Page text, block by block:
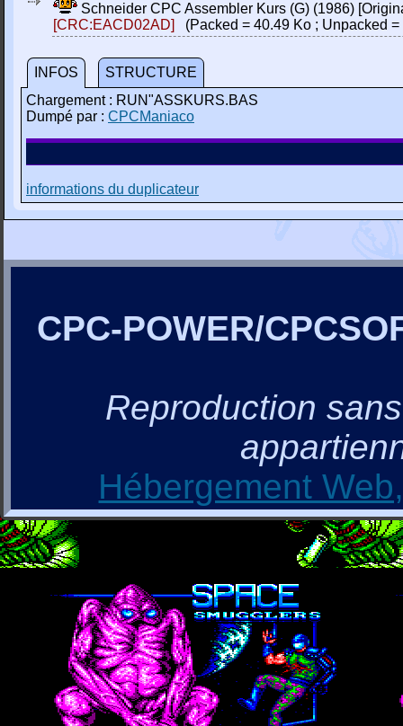
Schneider CPC Assembler Kurs (G) (1986)
[CRC:EACD02AD]
(Packed = 40.49 Ko ; Unpacked =
INFOS
STRUCTURE
Chargement : RUN"ASSKURS.BAS
Dumpé par : CPCManiaco
informations du duplicateur
CPC-POWER/
Reproduction
Hébergement